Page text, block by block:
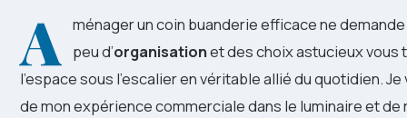
A ménager un coin buanderie efficace ne
peu d’organisationet des choix astucieux vous
l’espace sous l’escalier en véritable allié du quotidien.
de mon expérience commerciale dans le luminaire et